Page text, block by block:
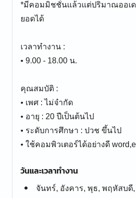
*มีคอมมิชชั่นแล้วแต่ปริมาณออเ
ยอดได้
เวลาทำงาน :
• 9.00 - 18.00 น.
คุณสมบัติ :
• เพศ : ไม่จำกัด
• อายุ : 20 ปีเป็นต้นไป
• ระดับการศึกษา : ปวช ขึ้นไป
• ใช้คอมพิวเตอร์ได้อย่างดี
วันและเวลาทำงาน
จันทร์, อังคาร, พุธ, พฤหัสบดี,